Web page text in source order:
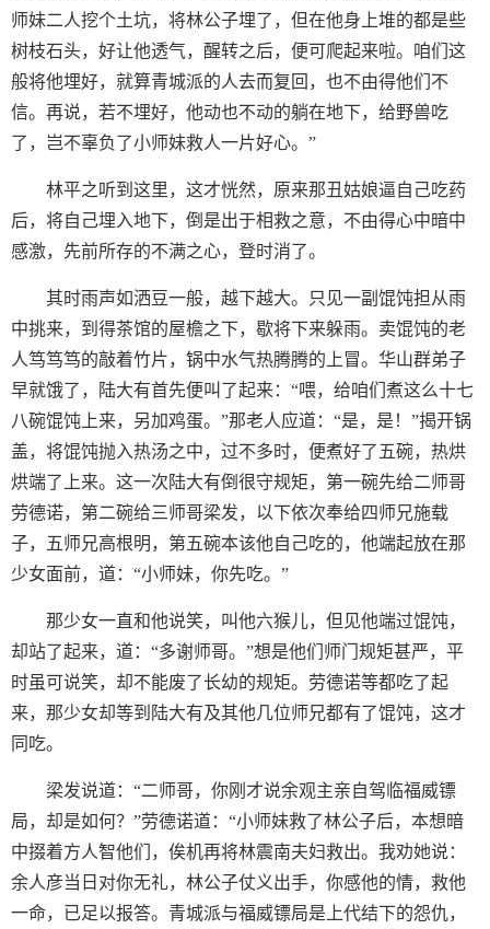
师妹二人挖个土坑，将林公子埋了，但在他身上堆的都是些
树枝石头，好让他透气，醒转之后，便可爬起来啦。咱们这
般将他埋好，就算青城派的人去而复回，也不由得他们不
信。再说，若不埋好，他动也不动的躺在地下，给野兽吃
了，岂不辜负了小师妹救人一片好心。”
林平之听到这里，这才恍然，原来那丑姑娘逼自己吃药
后，将自己埋入地下，倒是出于相救之意，不由得心中暗中
感激，先前所存的不满之心，登时消了。
其时雨声如洒豆一般，越下越大。只见一副馄饨担从雨
中挑来，到得茶馆的屋檐之下，歇将下来躲雨。卖馄饨的老
人笃笃笃的敲着竹片，锅中水气热腾腾的上冒。华山群弟子
早就饿了，陆大有首先便叫了起来：“喂，给咱们煮这么十七
八碗馄饨上来，另加鸡蛋。”那老人应道：“是，是！”揭开锅
盖，将馄饨抛入热汤之中，过不多时，便煮好了五碗，热烘
烘端了上来。这一次陆大有倒很守规矩，第一碗先给二师哥
劳德诺，第二碗给三师哥梁发，以下依次奉给四师兄施载
子，五师兄高根明，第五碗本该他自己吃的，他端起放在那
少女面前，道：“小师妹，你先吃。”
那少女一直和他说笑，叫他六猴儿，但见他端过馄饨，
却站了起来，道：“多谢师哥。”想是他们师门规矩甚严，平
时虽可说笑，却不能废了长幼的规矩。劳德诺等都吃了起
来，那少女却等到陆大有及其他几位师兄都有了馄饨，这才
同吃。
梁发说道：“二师哥，你刚才说余观主亲自驾临福威镖
局，却是如何？”劳德诺道：“小师妹救了林公子后，本想暗
中掇着方人智他们，俟机再将林震南夫妇救出。我劝她说：
余人彦当日对你无礼，林公子仗义出手，你感他的情，救他
一命，已足以报答。青城派与福威镖局是上代结下的怨仇，